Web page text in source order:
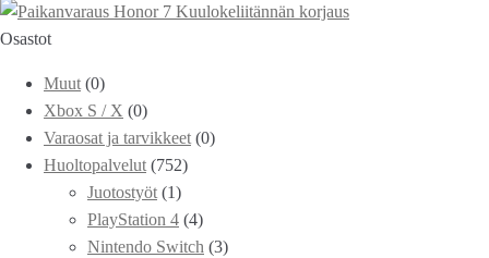
Honor 7 Kuulokeliitännän korjaus
Osastot
Muut (0)
Xbox S / X (0)
Varaosat ja tarvikkeet (0)
Huoltopalvelut (752)
Juotostyöt (1)
PlayStation 4 (4)
Nintendo Switch (3)